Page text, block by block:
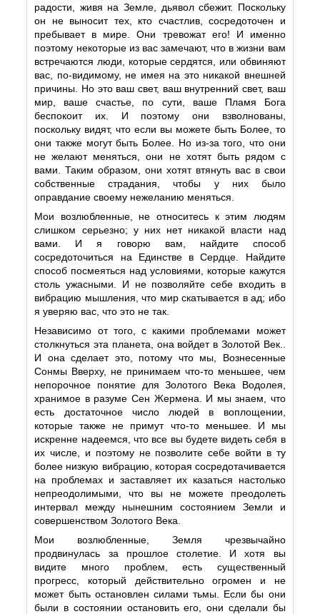
радости, живя на Земле, дьявол сбежит. Поскольку
он не выносит тех, кто счастлив, сосредоточен и
пребывает в мире. Они тревожат его! И именно
поэтому некоторые из вас замечают, что в жизни вам
встречаются люди, которые сердятся, или обвиняют
вас, по-видимому, не имея на это никакой внешней
причины. Но это ваш свет, ваш внутренний свет, ваш
мир, ваше счастье, по сути, ваше Пламя Бога
беспокоит их. И поэтому они взволнованы,
поскольку видят, что если вы можете быть Более, то
они также могут быть Более. Но из-за того, что они
не желают меняться, они не хотят быть рядом с
вами. Таким образом, они хотят втянуть вас в свои
собственные страдания, чтобы у них было
оправдание своему нежеланию меняться.
Мои возлюбленные, не относитесь к этим людям
слишком серьезно; у них нет никакой власти над
вами. И я говорю вам, найдите способ
сосредоточиться на Единстве в Сердце. Найдите
способ посмеяться над условиями, которые кажутся
столь ужасными. И не позволяйте себе входить в
вибрацию мышления, что мир скатывается в ад; ибо
я уверяю вас, что это не так.
Независимо от того, с какими проблемами может
столкнуться эта планета, она войдет в Золотой Век..
И она сделает это, потому что мы, Вознесенные
Сонмы Вверху, не принимаем что-то меньшее, чем
непорочное понятие для Золотого Века Водолея,
хранимое в разуме Сен Жермена. И мы знаем, что
есть достаточное число людей в воплощении,
которые также не примут что-то меньшее. И мы
искренне надеемся, что все вы будете видеть себя в
их числе, и поэтому не позволите себе войти в ту
более низкую вибрацию, которая сосредотачивается
на проблемах и заставляет их казаться настолько
непреодолимыми, что вы не можете преодолеть
интервал между нынешним состоянием Земли и
совершенством Золотого Века.
Мои возлюбленные, Земля чрезвычайно
продвинулась за прошлое столетие. И хотя вы
видите много проблем, есть существенный
прогресс, который действительно огромен и не
может быть остановлен силами тьмы. Если бы они
были в состоянии остановить его, они сделали бы